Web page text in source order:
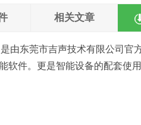
相关文章
由东莞市吉声技术有限公司官
软件。更是智能设备的配套使